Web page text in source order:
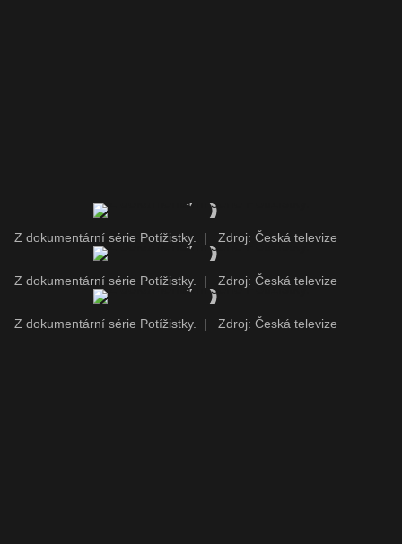
Z dokumentární série Potížistky. | Zdroj: Česká televize
Z dokumentární série Potížistky. | Zdroj: Česká televize
Z dokumentární série Potížistky. | Zdroj: Česká televize